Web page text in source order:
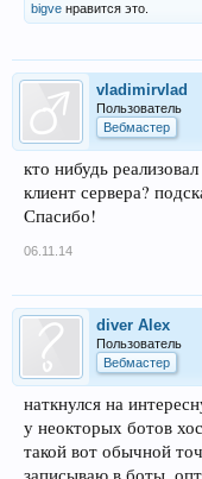
bigve нравится это.
vladimirvlad
Пользователь
Вебмастер
кто нибудь
клиент сервера?
Спасибо!
06.11.14
diver Alex
Пользователь
Вебмастер
наткнулся на
у неокторых ботов
такой вот обычной